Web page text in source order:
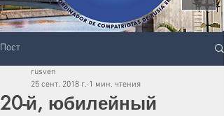
Пост
20-й, юбилейный
rusven
25 сент. 2018 г. 1 мин. чтения